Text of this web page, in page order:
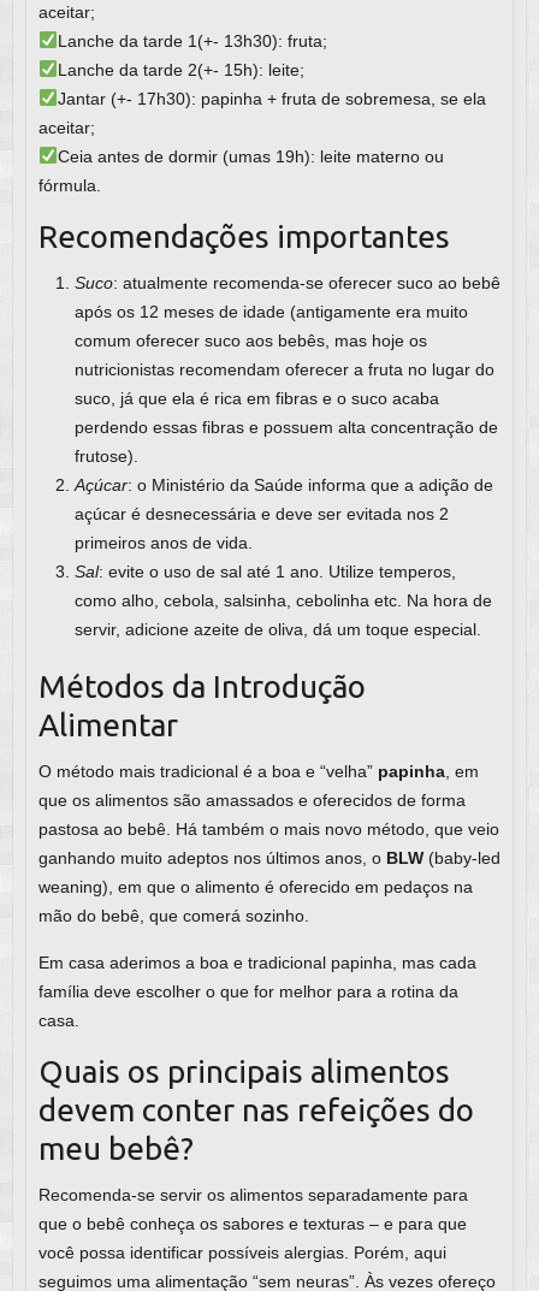
aceitar;
Lanche da tarde 1(+- 13h30): fruta;
Lanche da tarde 2(+- 15h): leite;
Jantar (+- 17h30): papinha + fruta de sobremesa, se ela
aceitar;
Ceia antes de dormir (umas 19h): leite materno ou
fórmula.
Recomendações importantes
Suco: atualmente recomenda-se oferecer suco ao bebê
após os 12 meses de idade (antigamente era muito
comum oferecer suco aos bebês, mas hoje os
nutricionistas recomendam oferecer a fruta no lugar do
suco, já que ela é rica em fibras e o suco acaba
perdendo essas fibras e possuem alta concentração de
frutose).
Açúcar: o Ministério da Saúde informa que a adição de
açúcar é desnecessária e deve ser evitada nos 2
primeiros anos de vida.
Sal: evite o uso de sal até 1 ano. Utilize temperos,
como alho, cebola, salsinha, cebolinha etc. Na hora de
servir, adicione azeite de oliva, dá um toque especial.
Métodos da Introdução
Alimentar
O método mais tradicional é a boa e “velha” papinha, em
que os alimentos são amassados e oferecidos de forma
pastosa ao bebê. Há também o mais novo método, que veio
ganhando muito adeptos nos últimos anos, o BLW (baby-led
weaning), em que o alimento é oferecido em pedaços na
mão do bebê, que comerá sozinho.
Em casa aderimos a boa e tradicional papinha, mas cada
família deve escolher o que for melhor para a rotina da
casa.
Quais os principais alimentos
devem conter nas refeições do
meu bebê?
Recomenda-se servir os alimentos separadamente para
que o bebê conheça os sabores e texturas – e para que
você possa identificar possíveis alergias. Porém, aqui
seguimos uma alimentação “sem neuras”. Às vezes ofereço